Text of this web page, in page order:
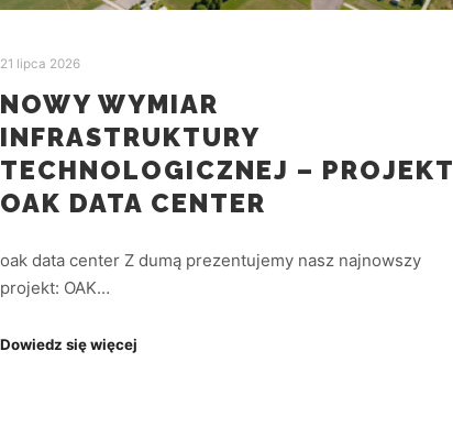
21 lipca 2026
NOWY WYMIAR
INFRASTRUKTURY
TECHNOLOGICZNEJ – PROJEKT
OAK DATA CENTER
oak data center Z dumą prezentujemy nasz najnowszy
projekt: OAK…
Dowiedz się więcej